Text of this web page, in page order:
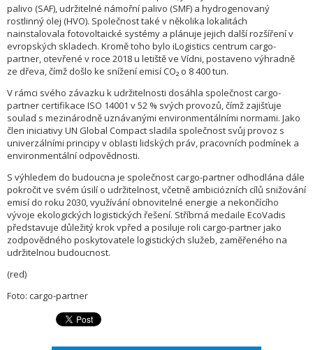
palivo (SAF), udržitelné námořní palivo (SMF) a hydrogenovaný
rostlinný olej (HVO). Společnost také v několika lokalitách
nainstalovala fotovoltaické systémy a plánuje jejich další rozšíření v
evropských skladech. Kromě toho bylo iLogistics centrum cargo-
partner, otevřené v roce 2018 u letiště ve Vídni, postaveno výhradně
ze dřeva, čímž došlo ke snížení emisí CO₂ o 8 400 tun.
V rámci svého závazku k udržitelnosti dosáhla společnost cargo-
partner certifikace ISO 14001 v 52 % svých provozů, čímž zajišťuje
soulad s mezinárodně uznávanými environmentálními normami. Jako
člen iniciativy UN Global Compact sladila společnost svůj provoz s
univerzálními principy v oblasti lidských práv, pracovních podmínek a
environmentální odpovědnosti.
S výhledem do budoucna je společnost cargo-partner odhodlána dále
pokročit ve svém úsilí o udržitelnost, včetně ambiciózních cílů snižování
emisí do roku 2030, využívání obnovitelné energie a nekončícího
vývoje ekologických logistických řešení. Stříbrná medaile EcoVadis
představuje důležitý krok vpřed a posiluje roli cargo-partner jako
zodpovědného poskytovatele logistických služeb, zaměřeného na
udržitelnou budoucnost.
(red)
Foto: cargo-partner